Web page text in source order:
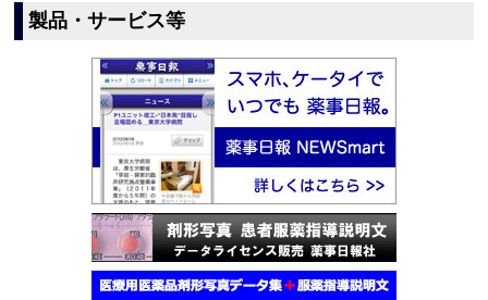
製品・サービス等